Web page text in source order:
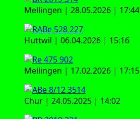
Mellingen | 28.05.2026 | 17:44
Huttwil | 06.04.2026 | 15:16
Mellingen | 17.02.2026 | 17:15
Chur | 24.05.2025 | 14:02